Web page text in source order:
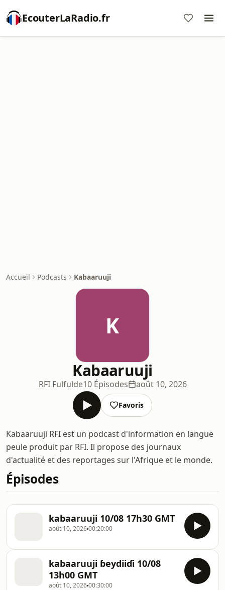
EcouterLaRadio.fr
Accueil Podcasts Kabaaruuji
K
Kabaaruuji
RFI Fulfulde10 Épisodes août 10, 2026
Favoris
Kabaaruuji RFI est un podcast d'information en langue
peule produit par RFI. Il propose des journaux
d'actualité et des reportages sur l'Afrique et le monde.
Épisodes
kabaaruuji 10/08 17h30 GMT
août 10, 202600:20:00
kabaaruuji ɓeydiiɗi 10/08
13h00 GMT
août 10, 202600:30:00